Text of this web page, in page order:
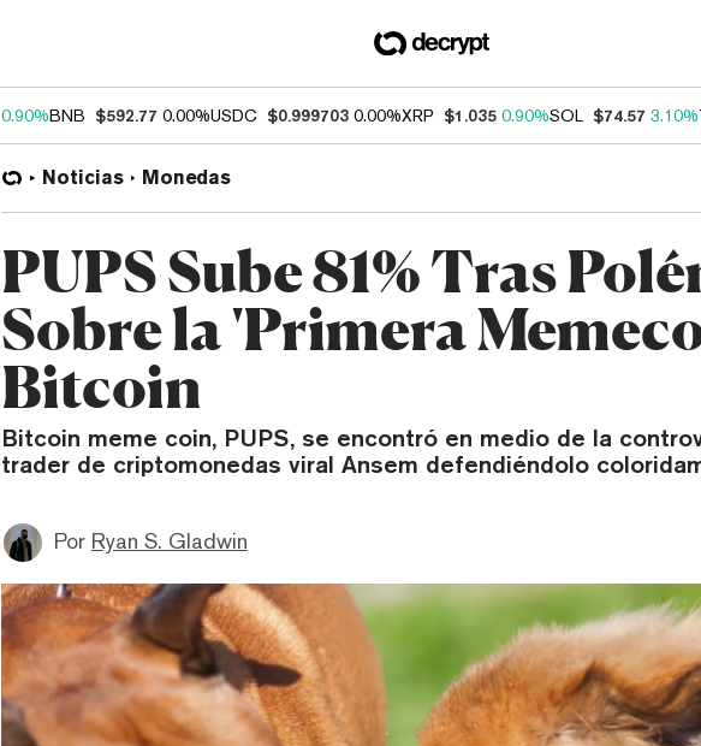
0.90%BNB $592.77 0.00%USDC $0.999703 0.00%XRP $1.035 0.90%SOL $74.57 3.10%
Noticias Monedas
PUPS Sube 81% Tras
Sobre la 'Primera
Bitcoin
Bitcoin meme coin, PUPS, se encontró en medio de la
trader de criptomonedas viral Ansem defendiéndolo
Por Ryan S. Gladwin